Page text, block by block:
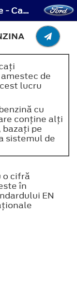
Alimentare şi realimentare - Calitate combustibil - Benzina
de
lucru
cu
conţine alţi
pe
sistemul de
o cifră
în
EN